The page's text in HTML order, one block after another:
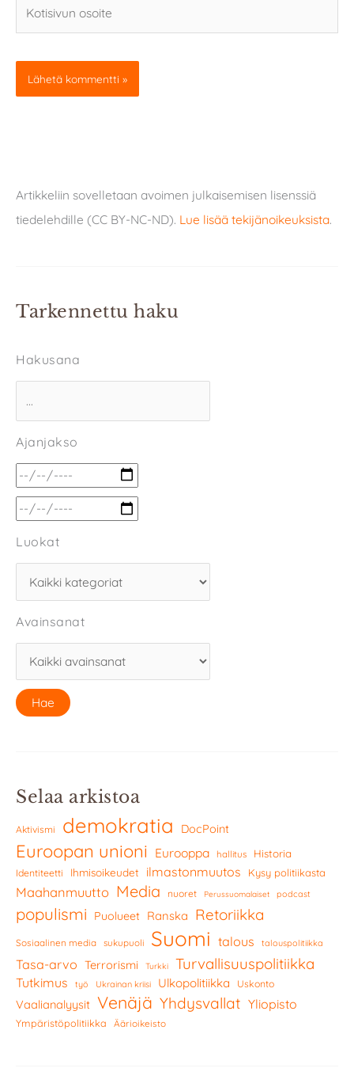
osoite
Artikkeliin sovelletaan avoimen julkaisemisen lisenssiä
tiedelehdille (CC BY-NC-ND). Lue lisää tekijänoikeuksista.
Tarkennettu haku
Hakusana
Ajanjakso
Luokat
Avainsanat
Selaa arkistoa
Aktivismi demokratia DocPoint
Euroopan unioni Eurooppa hallitus Historia
Identiteetti Ihmisoikeudet ilmastonmuutos Kysy politiikasta
Maahanmuutto Media nuoret Perussuomalaiset podcast
populismi Puolueet Ranska Retoriikka
Sosiaalinen media sukupuoli Suomi talous talouspolitiikka
Tasa-arvo Terrorismi Turkki Turvallisuuspolitiikka
Tutkimus työ Ukrainan kriisi Ulkopolitiikka Uskonto
Vaalianalyysit Venäjä Yhdysvallat Yliopisto
Ympäristöpolitiikka Äärioikeisto